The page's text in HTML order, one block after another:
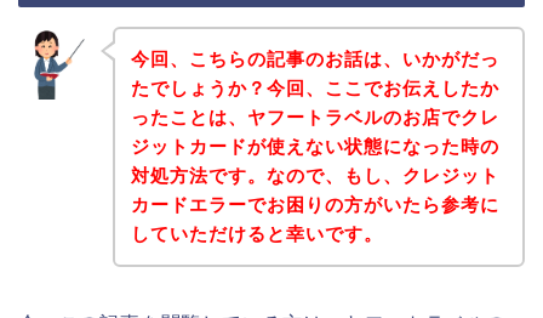
今回、こちらの記事のお話は、いかがだっ
たでしょうか？今回、ここでお伝えしたか
ったことは、ヤフートラベルのお店でクレ
ジットカードが使えない状態になった時の
対処方法です。なので、もし、クレジット
カードエラーでお困りの方がいたら参考に
していただけると幸いです。